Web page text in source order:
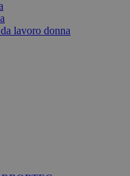
lavoro donna